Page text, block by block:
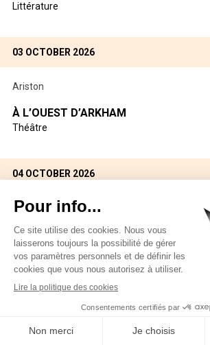
Littérature
03 OCTOBER 2026
Ariston
À L’OUEST D’ARKHAM
Théâtre
04 OCTOBER 2026
Rotondes
KNUET
Arts de la Scène
Danse
04 OCTOBER 2026